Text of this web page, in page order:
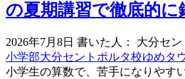
の夏期講習で徹底的に
2026年7月8日 書いた人： 大分セン
小学部大分セントポルタ校ゆめタ
小学生の算数で、苦手になりやす